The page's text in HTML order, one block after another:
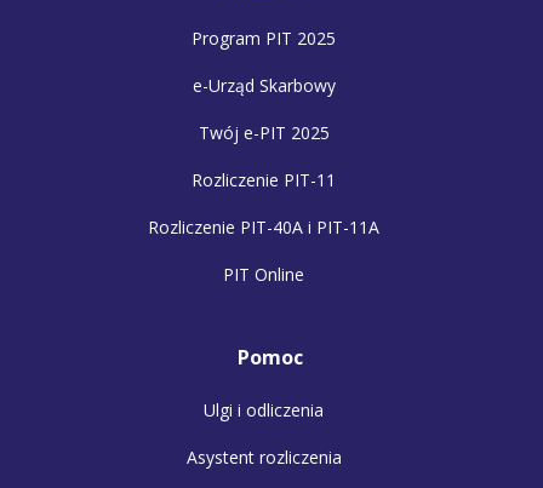
Program PIT 2025
e-Urząd Skarbowy
Twój e-PIT 2025
Rozliczenie PIT-11
Rozliczenie PIT-40A i PIT-11A
PIT Online
Pomoc
Ulgi i odliczenia
Asystent rozliczenia